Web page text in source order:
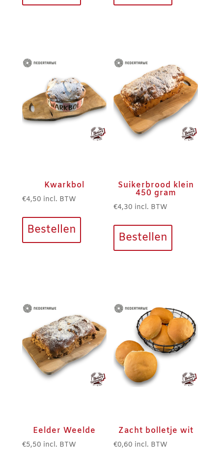
Kwarkbol
€4,50 incl. BTW
Bestellen
Suikerbrood klein
450 gram
€4,30 incl. BTW
Bestellen
Eelder Weelde
€5,50 incl. BTW
Zacht bolletje wit
€0,60 incl. BTW